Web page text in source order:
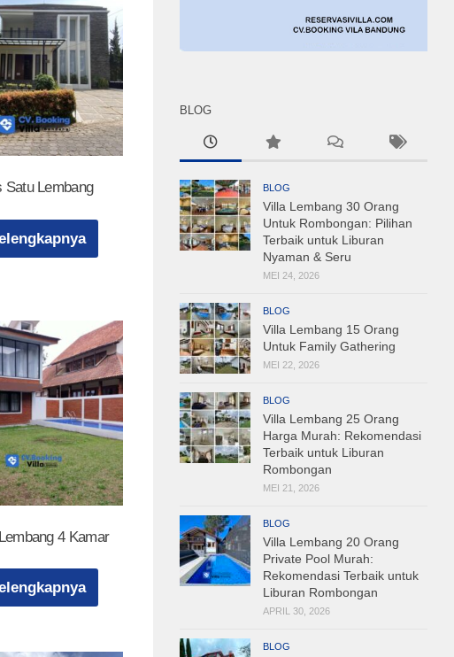
Satu Lembang
4 Kamar
BLOG
BLOG
Villa Lembang 30 Orang
Untuk Rombongan: Pilihan
Terbaik untuk Liburan
Nyaman & Seru
MEI 24, 2026
BLOG
Villa Lembang 15 Orang
Untuk Family Gathering
MEI 22, 2026
BLOG
Villa Lembang 25 Orang
Harga Murah: Rekomendasi
Terbaik untuk Liburan
Rombongan
MEI 21, 2026
BLOG
Villa Lembang 20 Orang
Private Pool Murah:
Rekomendasi Terbaik untuk
Liburan Rombongan
APRIL 30, 2026
BLOG